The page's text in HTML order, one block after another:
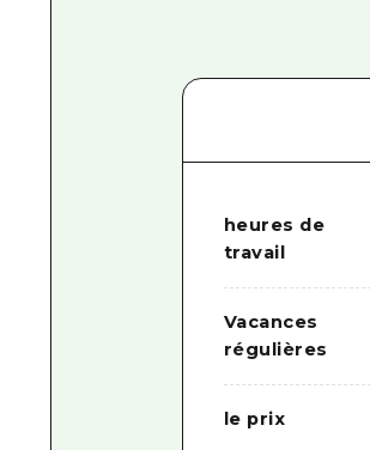
heures de
travail
Vacances
régulières
le prix